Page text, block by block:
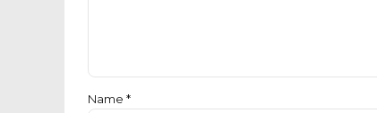
Name *